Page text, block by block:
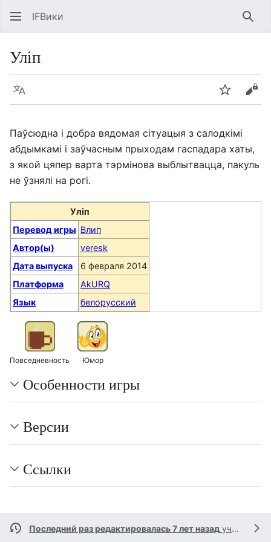
IFВики
Уліп
Язык Следить
Паўсюдна і добра вядомая сітуацыя з салодкімі
абдымкамі і заўчасным прыходам гаспадара хаты,
з якой цяпер варта тэрмінова выблытвацца, пакуль
не ўзнялі на рогі.
Уліп
Перевод игры Влип
Автор(ы)
veresk
Дата выпуска
6 февраля 2014
Платформа
AkURQ
Язык
белорусский
Повседневность Юмор
Особенности игры
Версии
Ссылки
Последний раз редактировалась 7 лет назад участником